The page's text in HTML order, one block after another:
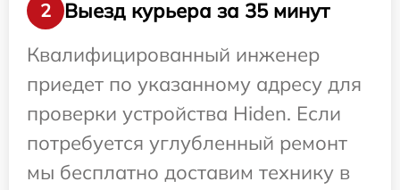
2
Выезд курьера за 35 минут
Квалифицированный инженер
приедет по указанному адресу для
проверки устройства Hiden. Если
потребуется углубленный ремонт
мы бесплатно доставим технику в